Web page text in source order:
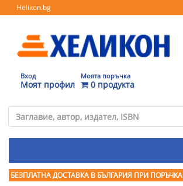
Helikon.bg
Вход
Моят профил
Моята поръчка
0 продукта
БЕЗПЛАТНА ДОСТАВКА В БЪЛГАРИЯ ПРИ ПОРЪЧКА